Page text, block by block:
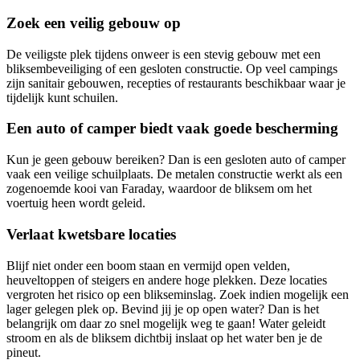
Zoek een veilig gebouw op
De veiligste plek tijdens onweer is een stevig gebouw met een
bliksembeveiliging of een gesloten constructie. Op veel campings
zijn sanitair gebouwen, recepties of restaurants beschikbaar waar je
tijdelijk kunt schuilen.
Een auto of camper biedt vaak goede bescherming
Kun je geen gebouw bereiken? Dan is een gesloten auto of camper
vaak een veilige schuilplaats. De metalen constructie werkt als een
zogenoemde kooi van Faraday, waardoor de bliksem om het
voertuig heen wordt geleid.
Verlaat kwetsbare locaties
Blijf niet onder een boom staan en vermijd open velden,
heuveltoppen of steigers en andere hoge plekken. Deze locaties
vergroten het risico op een blikseminslag. Zoek indien mogelijk een
lager gelegen plek op. Bevind jij je op open water? Dan is het
belangrijk om daar zo snel mogelijk weg te gaan! Water geleidt
stroom en als de bliksem dichtbij inslaat op het water ben je de
pineut.